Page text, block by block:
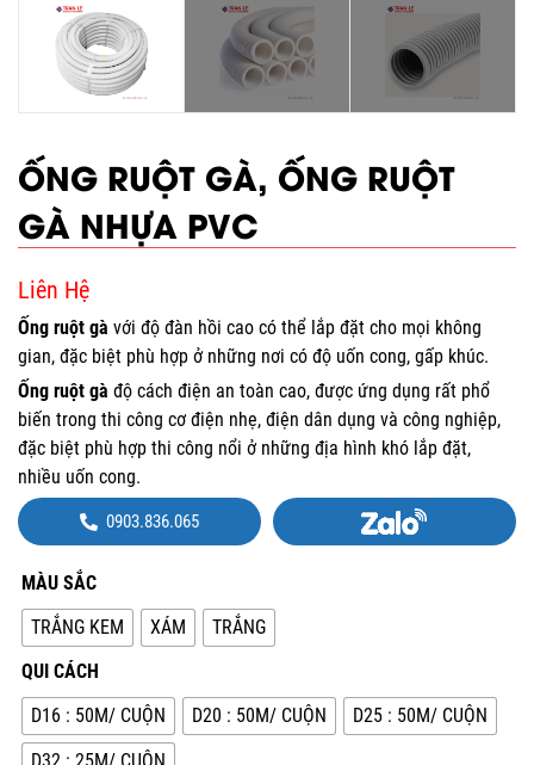
ỐNG RUỘT GÀ, ỐNG RUỘT
GÀ NHỰA PVC
Liên Hệ
Ống ruột gà với độ đàn hồi cao có thể lắp đặt cho mọi không
gian, đặc biệt phù hợp ở những nơi có độ uốn cong, gấp khúc.
Ống ruột gà độ cách điện an toàn cao, được ứng dụng rất phổ
biến trong thi công cơ điện nhẹ, điện dân dụng và công nghiệp,
đặc biệt phù hợp thi công nổi ở những địa hình khó lắp đặt,
nhiều uốn cong.
0903.836.065
MÀU SẮC
TRẮNG KEM
XÁM
TRẮNG
QUI CÁCH
D16 : 50M/ CUỘN
D20 : 50M/ CUỘN
D25 : 50M/ CUỘN